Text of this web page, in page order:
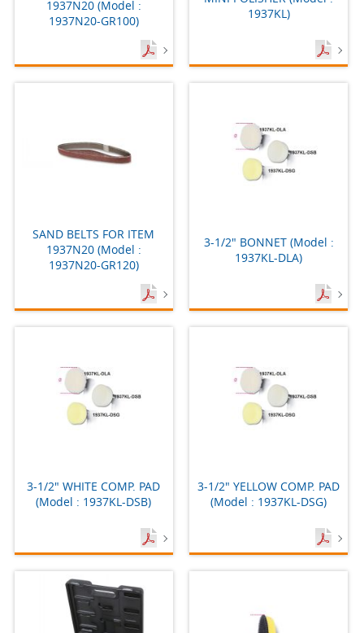
1937N20 (Model :
1937N20-GR100)
1937KL)
SAND BELTS FOR ITEM
1937N20 (Model :
1937N20-GR120)
3-1/2" BONNET (Model :
1937KL-DLA)
3-1/2" WHITE COMP. PAD
(Model : 1937KL-DSB)
3-1/2" YELLOW COMP. PAD
(Model : 1937KL-DSG)